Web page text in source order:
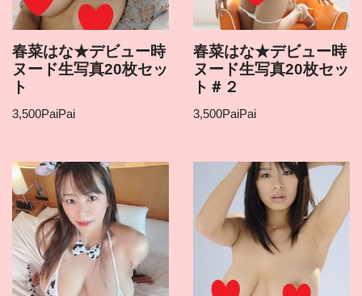
春菜はな★デビュー時
ヌード生写真20枚セッ
ト
3,500PaiPai
春菜はな★デビュー時
ヌード生写真20枚セッ
ト＃２
3,500PaiPai